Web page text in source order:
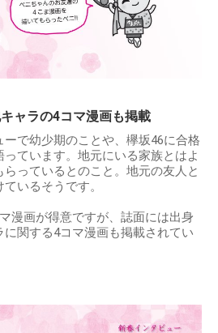
ャラの4コマ漫画も掲載
で幼少期のことや、欅坂46に合格
ています。地元にいる家族とはよ
らっているとのこと。地元の友人と
いるそうです。
漫画が得意ですが、誌面には出身
関する4コマ漫画も掲載されてい